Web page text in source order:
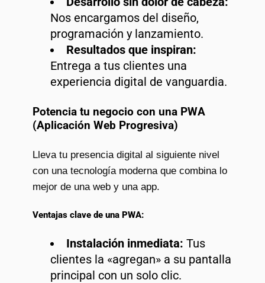
Nos encargamos del diseño,
programación y lanzamiento.
Resultados que inspiran:
Entrega a tus clientes una
experiencia digital de vanguardia.
Potencia tu negocio con una PWA
(Aplicación Web Progresiva)
Lleva tu presencia digital al siguiente nivel
con una tecnología moderna que combina lo
mejor de una web y una app.
Ventajas clave de una PWA:
Instalación inmediata: Tus
clientes la «agregan» a su pantalla
principal con un solo clic.